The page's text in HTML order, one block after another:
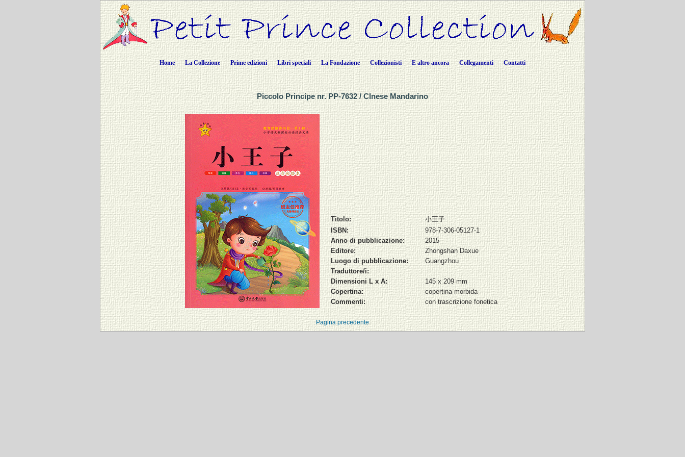
Home La Collezione Prime edizioni Libri speciali La Fondazione Collezionisti E altro ancora Collegamenti Contatti
Piccolo Principe nr. PP-7632 / CInese Mandarino
Titolo:
小王子
ISBN:
978-7-306-05127-1
Anno di pubblicazione:
2015
Editore:
Zhongshan Daxue
Luogo di pubblicazione:
Guangzhou
Traduttore/i:
Dimensioni L x A:
145 x 209 mm
Copertina:
copertina morbida
Commenti:
con trascrizione fonetica
Pagina precedente